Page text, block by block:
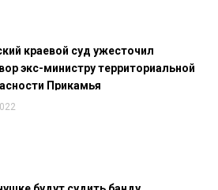
краевой суд ужесточил
экс-министру территориальной
Прикамья